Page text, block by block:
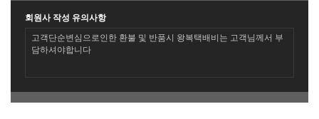
회원사 작성 유의사항
고객단순변심으로인한 환불 및 반품시 왕복택배비는 고객님께서 부
담하셔야합니다